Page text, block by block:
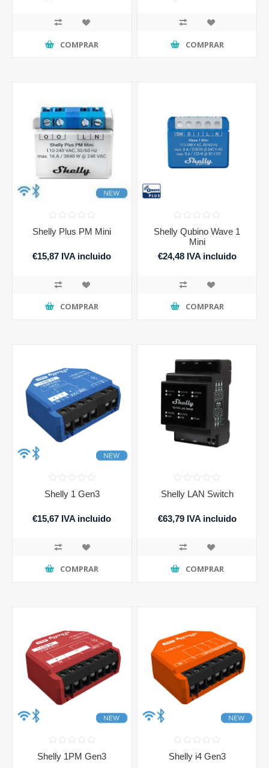
COMPRAR COMPRAR
Shelly Plus PM Mini
€15,87 IVA incluido
COMPRAR
Shelly Qubino Wave 1
Mini
€24,48 IVA incluido
COMPRAR
Shelly 1 Gen3
€15,67 IVA incluido
COMPRAR
Shelly LAN Switch
€63,79 IVA incluido
COMPRAR
Shelly 1PM Gen3 Shelly i4 Gen3